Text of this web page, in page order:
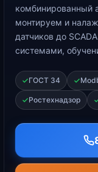
комбинированный
монтируем и
датчиков до
системами,
ГОСТ 34
Ростехнадзор